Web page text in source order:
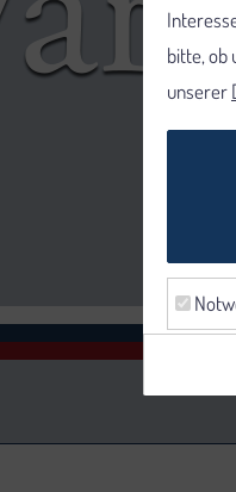
bitte, ob
unserer